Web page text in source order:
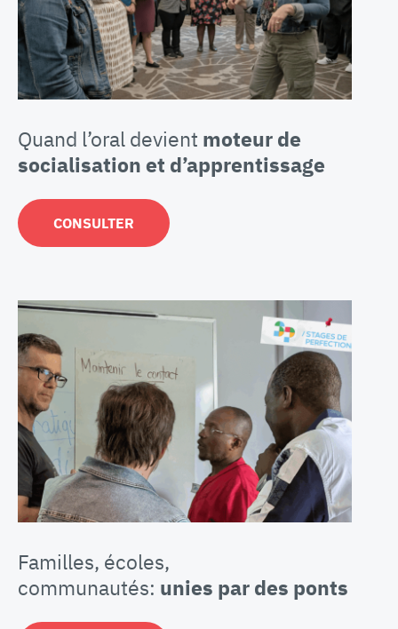
Quand l’oral devient moteur de
socialisation et d’apprentissage
CONSULTER
Familles, écoles,
communautés: unies par des ponts